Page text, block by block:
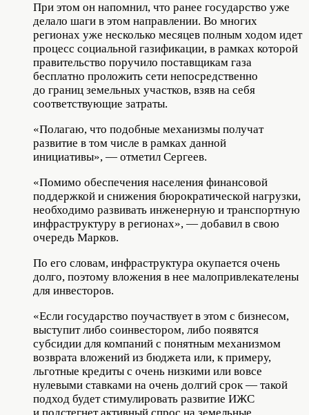
При этом он напомнил, что ранее государство уже
делало шаги в этом направлении. Во многих
регионах уже несколько месяцев полным ходом идет
процесс социальной газификации, в рамках которой
правительство поручило поставщикам газа
бесплатно проложить сети непосредственно
до границ земельных участков, взяв на себя
соответствующие затраты.
«Полагаю, что подобные механизмы получат
развитие в том числе в рамках данной
инициативы», — отметил Сергеев.
«Помимо обеспечения населения финансовой
поддержкой и снижения бюрократической нагрузки,
необходимо развивать инженерную и транспортную
инфраструктуру в регионах», — добавил в свою
очередь Марков.
По его словам, инфраструктура окупается очень
долго, поэтому вложения в нее малопривлекателены
для инвесторов.
«Если государство поучаствует в этом с бизнесом,
выступит либо соинвестором, либо появятся
субсидии для компаний с понятным механизмом
возврата вложений из бюджета или, к примеру,
льготные кредиты с очень низкими или вовсе
нулевыми ставками на очень долгий срок — такой
подход будет стимулировать развитие ИЖС